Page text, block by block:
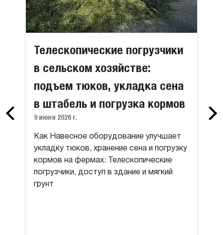
Телескопические погрузчики
в сельском хозяйстве:
подъем тюков, укладка сена
в штабель и погрузка кормов
9 июня 2026 г.
Как Навесное оборудование улучшает
укладку тюков, хранение сена и погрузку
кормов на фермах: Телескопические
погрузчики, доступ в здание и мягкий
грунт